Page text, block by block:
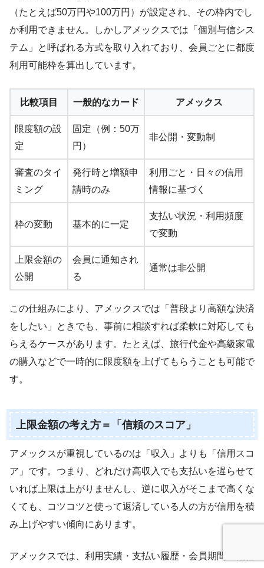
（たとえば50万円や100万円）が設定され、その枠内でし
か利用できません。しかしアメックスでは「個別与信シス
テム」と呼ばれる方式を取り入れており、会員ごとに都度
利用可能枠を算出しています。
比較項目 一般的なカード アメックス
限度額の設
定
固定（例：50万
円）
非公開・変動制
審査のタイ
ミング
発行時と増額申
請時のみ
利用ごと・日々の信用
情報に基づく
枠の変動 基本的に一定
支払い状況・利用頻度
で変動
上限金額の
公開
会員に通知され
る
通常は非公開
この仕組みにより、アメックスでは「普段より高額な決済
をしたい」ときでも、事前に相談すれば柔軟に対応しても
らえるケースがあります。たとえば、旅行代金や高級家電
の購入などで一時的に限度額を上げてもらうことも可能で
す。
上限金額の考え方＝「信頼のスコア」
アメックスが重視しているのは「収入」よりも「信用スコ
ア」です。つまり、どれだけ高収入でも支払いを遅らせて
いれば上限は上がりませんし、逆に収入がそこまで高くな
くても、コツコツと使って返済している人の方が信用を積
み上げやすい傾向にあります。
アメックスでは、利用実績・支払い履歴・会員期間・他社